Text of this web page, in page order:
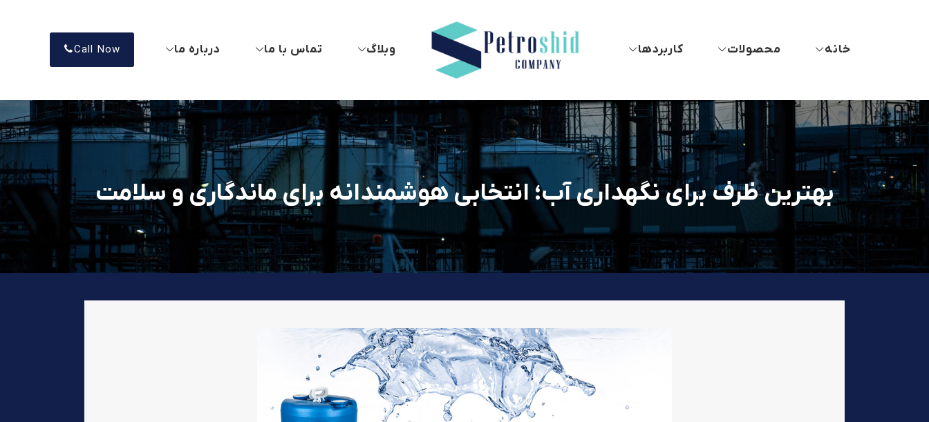
خانه محصولات کاربردها وبلاگ تماس با ما درباره ما Call Now
بهترین ظرف برای نگهداری آب؛ انتخابی هوشمندانه برای ماندگاری و سلامت